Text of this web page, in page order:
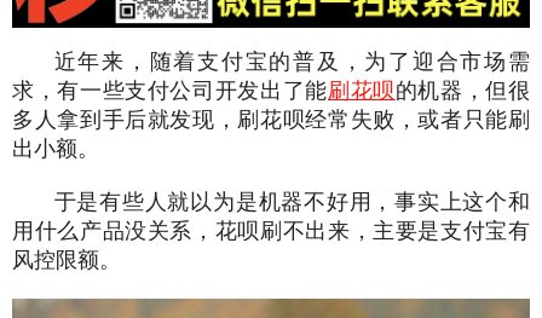
近年来，随着支付宝的普及，为了迎合市场需
求，有一些支付公司开发出了能刷花呗的机器，但很
多人拿到手后就发现，刷花呗经常失败，或者只能刷
出小额。
于是有些人就以为是机器不好用，事实上这个和
用什么产品没关系，花呗刷不出来，主要是支付宝有
风控限额。